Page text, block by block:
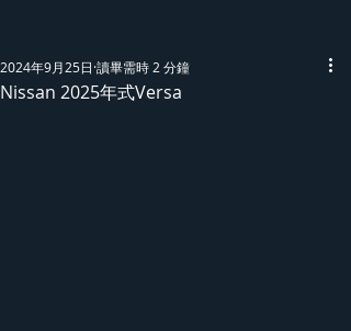
Nissan 2025年式Versa
2024年9月25日 讀畢需時 2 分鐘